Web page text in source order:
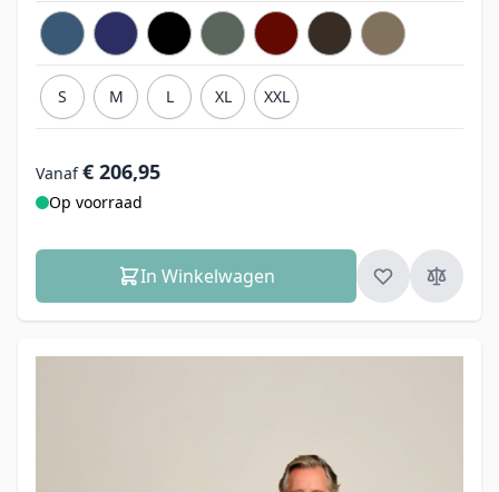
S M L XL XXL
Vanaf € 206,95
Op voorraad
In Winkelwagen